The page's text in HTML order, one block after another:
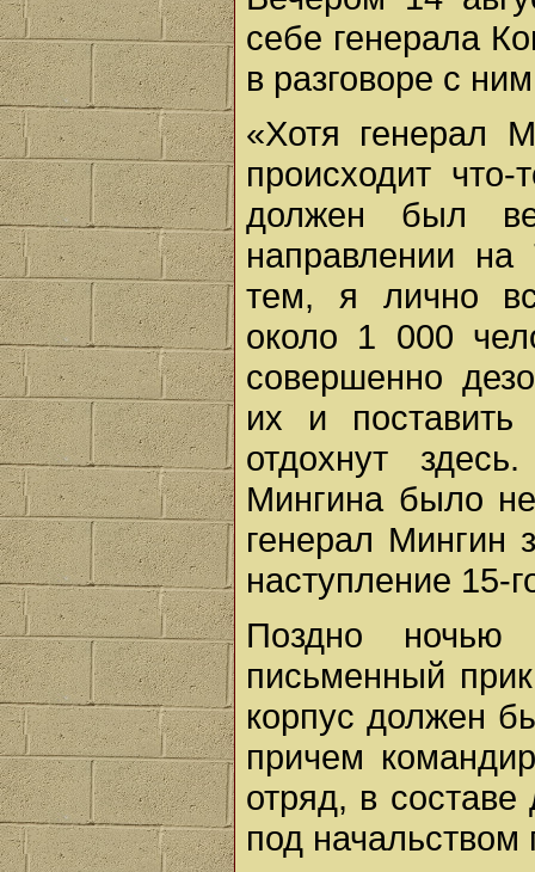
себе генерала
в разговоре с
«Хотя генерал
происходит
должен был
направлении
тем, я лично
около 1 000
совершенно
их и
отдохнут
Мингина было
генерал Мингин
наступление 15-
Поздно
письменный
корпус должен
причем
отряд, в
под